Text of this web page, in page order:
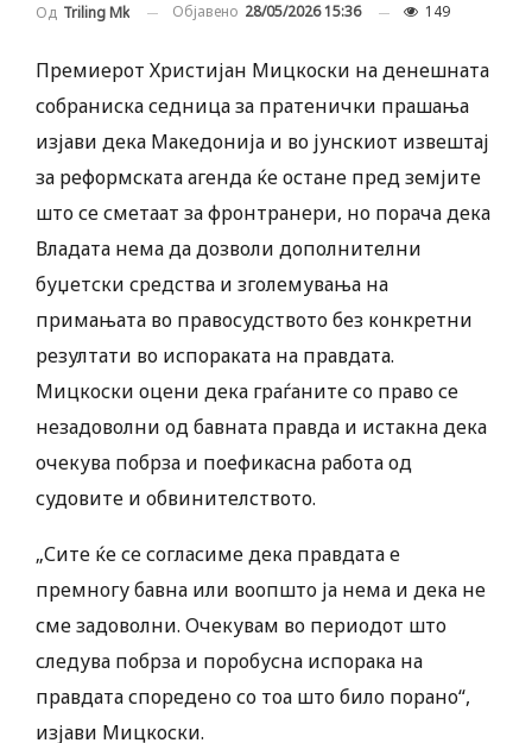
Од Triling Mk Објавено 28/05/2026 15:36 149
Премиерот Христијан Мицкоски на денешната
собраниска седница за пратенички прашања
изјави дека Македонија и во јунскиот извештај
за реформската агенда ќе остане пред земјите
што се сметаат за фронтранери, но порача дека
Владата нема да дозволи дополнителни
буџетски средства и зголемувања на
примањата во правосудството без конкретни
резултати во испораката на правдата.
Мицкоски оцени дека граѓаните со право се
незадоволни од бавната правда и истакна дека
очекува побрза и поефикасна работа од
судовите и обвинителството.
„Сите ќе се согласиме дека правдата е
премногу бавна или воопшто ја нема и дека не
сме задоволни. Очекувам во периодот што
следува побрза и поробусна испорака на
правдата споредено со тоа што било порано“,
изјави Мицкоски.